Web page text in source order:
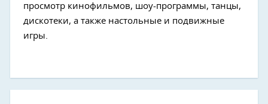
просмотр кинофильмов, шоу-программы, танцы,
дискотеки, а также настольные и подвижные
игры.